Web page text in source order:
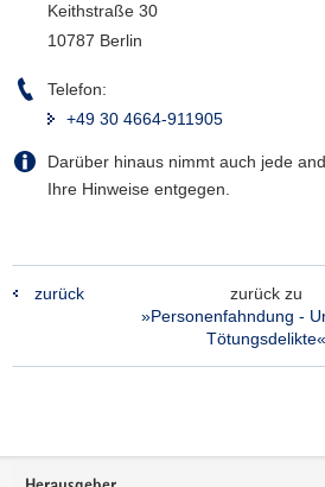
Keithstraße 30
10787 Berlin
Telefon:
+49 30 4664-911905
Darüber hinaus nimmt auch jede
Ihre Hinweise entgegen.
zurück
zurück zu
»Personenfahndung -
Tötungsdelikte«
Footer-